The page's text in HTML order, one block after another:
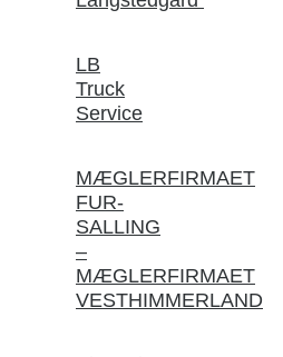
LB
Truck
Service
MÆGLERFIRMAET
FUR-
SALLING
–
MÆGLERFIRMAET
VESTHIMMERLAND